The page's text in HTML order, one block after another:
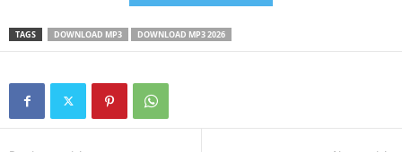
TAGS DOWNLOAD MP3 DOWNLOAD MP3 2026